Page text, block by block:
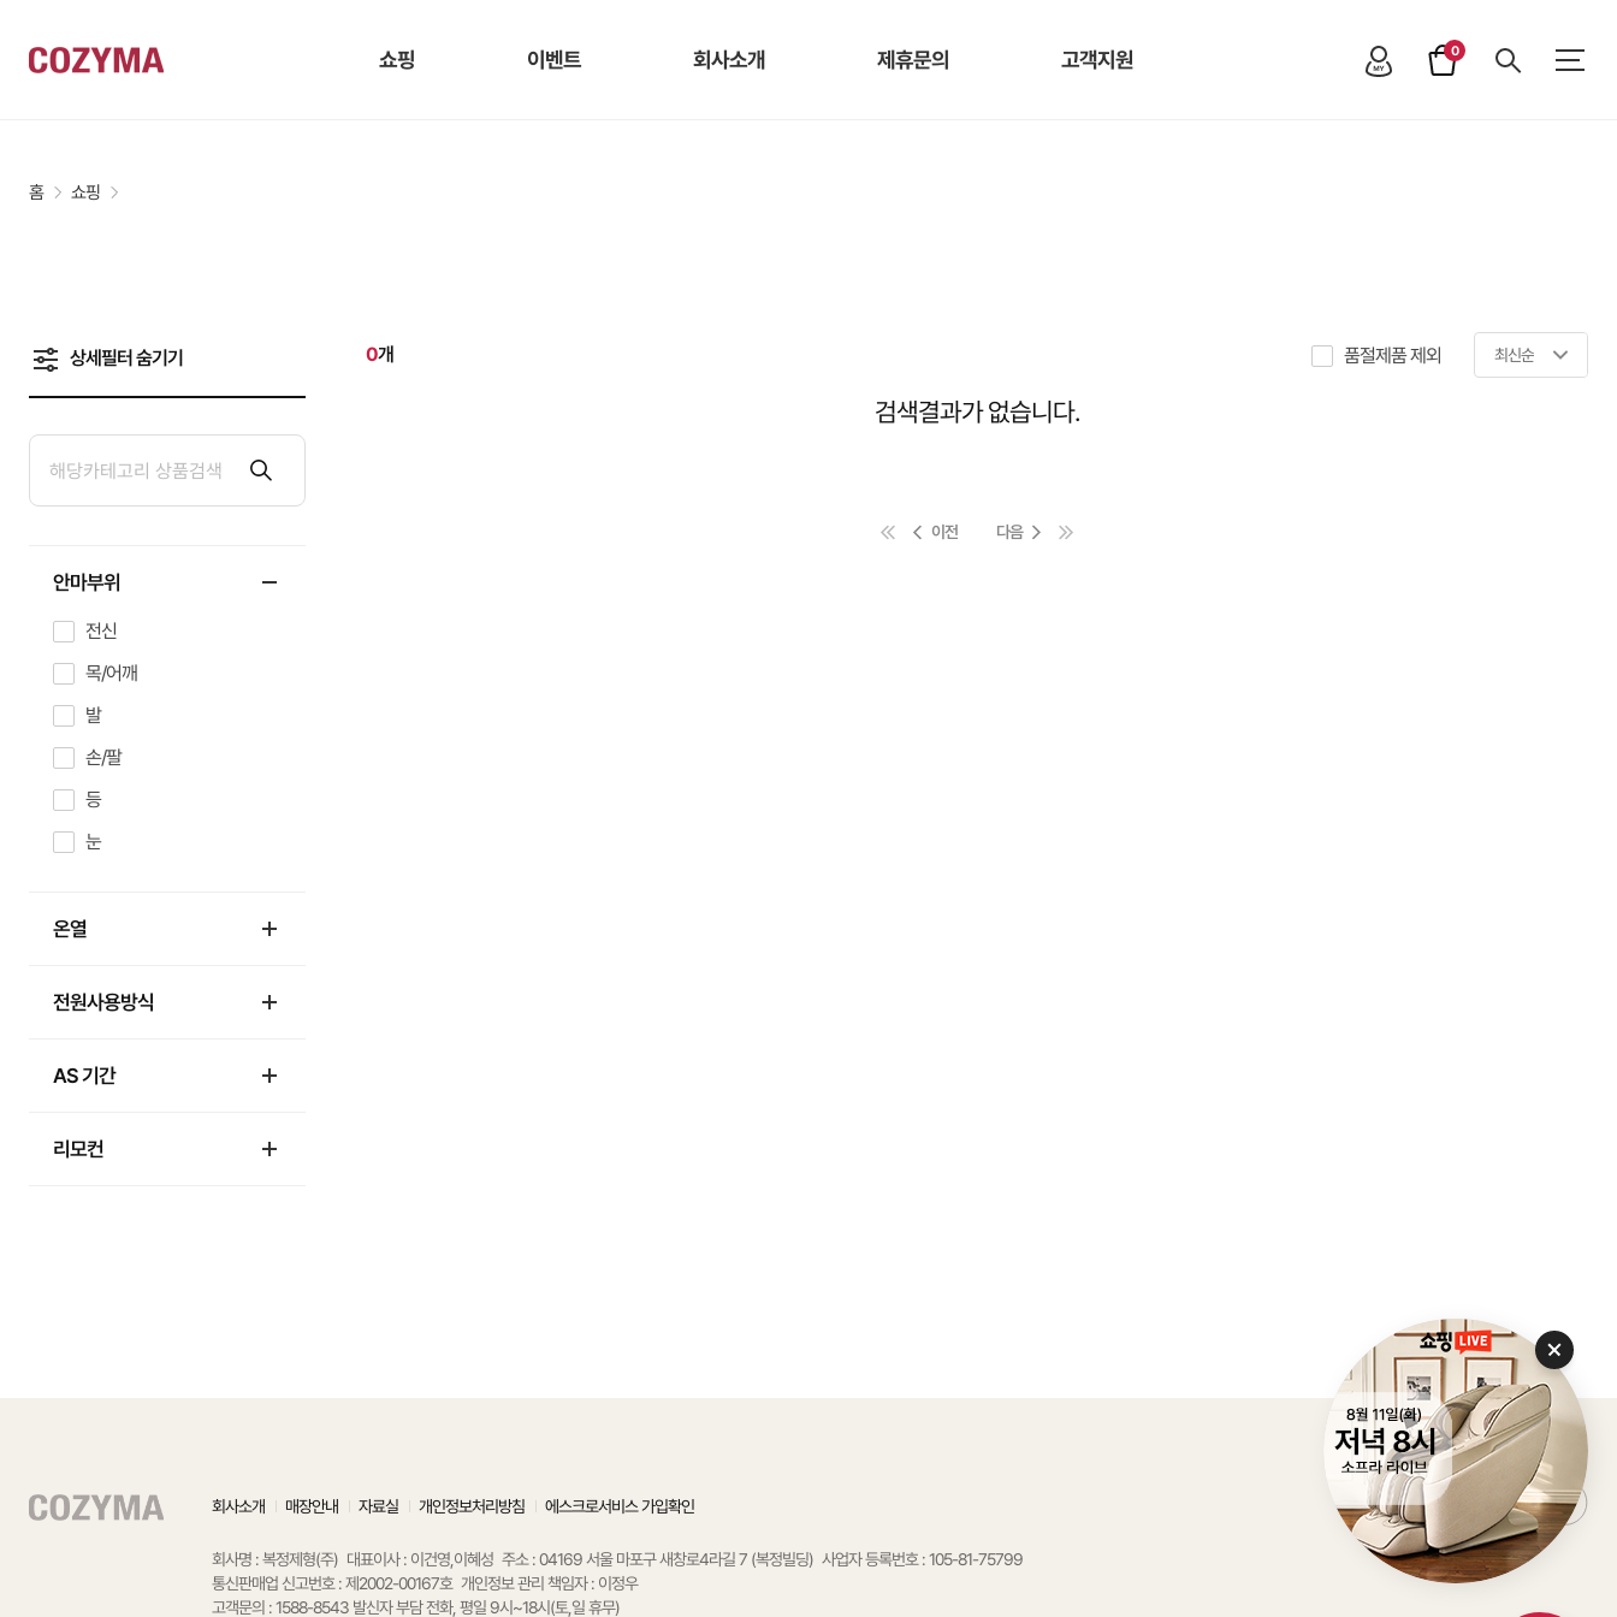
쇼핑 이벤트 회사소개 제휴문의 고객지원 0
홈 쇼핑
상세필터 숨기기 0개 품절제품 제외 최신순
안마부위
전신
목/어깨
발
손/팔
등
눈
온열
전원사용방식
AS 기간
리모컨
검색결과가 없습니다.
이전 다음
회사소개 매장안내 자료실 개인정보처리방침 에스크로서비스 가입확인
회사명 : 복정제형(주) 대표이사 : 이건영,이혜성 주소 : 04169 서울 마포구 새창로4라길 7 (복정빌딩) 사업자 등록번호 : 105-81-75799
통신판매업 신고번호 : 제2002-00167호 개인정보 관리 책임자 : 이정우
고객문의 : 1588-8543 발신자 부담 전화, 평일 9시~18시(토,일 휴무)